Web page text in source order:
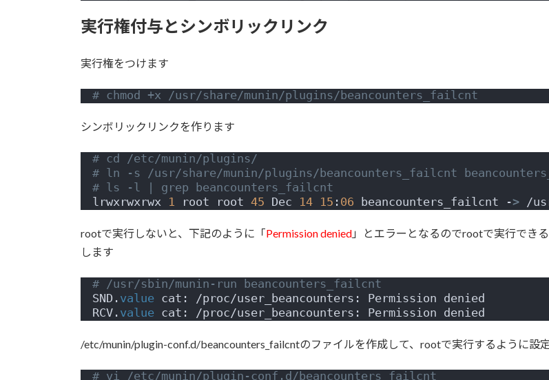
実行権付与とシンボリックリンク
実行権をつけます
# chmod +x /usr/share/munin/plugins/beancounters_failcnt
シンボリックリンクを作ります
# cd /etc/munin/plugins/
# ln -s /usr/share/munin/plugins/beancounters_failcnt
# ls -l | grep beancounters_failcnt
lrwxrwxrwx 1 root root 45 Dec 14 15 : 06 beancounters_failcnt -> /
rootで実行しないと、下記のように「Permission denied 」とエラーとなるのでrootで実行でき
します
# /usr/sbin/munin-run beancounters_failcnt
SND. value cat: /proc/user_beancounters: Permission denied
RCV. value cat: /proc/user_beancounters: Permission denied
/etc/munin/plugin-conf.d/beancounters_failcntのファイルを作成して、rootで実行するように設
# vi /etc/munin/plugin-conf.d/beancounters_failcnt